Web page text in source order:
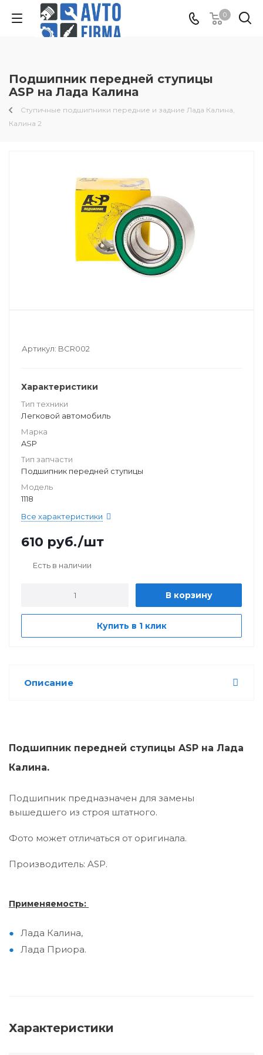
0
Подшипник передней ступицы
ASP на Лада Калина
Ступичные подшипники передние и задние Лада Калина,
Калина 2
Артикул: BCR002
Характеристики
Тип техники
Легковой автомобиль
Марка
ASP
Тип запчасти
Подшипник передней ступицы
Модель
1118
Все характеристики
610 руб./шт
Есть в наличии
В корзину
Купить в 1 клик
Описание
Подшипник передней ступицы ASP на Лада
Калина.
Подшипник предназначен для замены
вышедшего из строя штатного.
Фото может отличаться от оригинала.
Производитель: ASP.
Применяемость:
Лада Калина,
Лада Приора.
Характеристики